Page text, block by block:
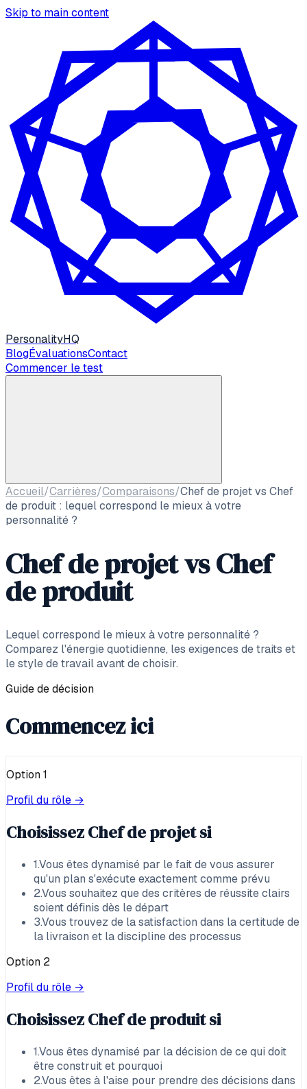
Skip to main content
PersonalityHQ
BlogÉvaluationsContact
Commencer le test
Accueil/Carrières/Comparaisons/Chef de projet vs Chef
de produit : lequel correspond le mieux à votre
personnalité ?
Chef de projet vs Chef
de produit
Lequel correspond le mieux à votre personnalité ?
Comparez l'énergie quotidienne, les exigences de traits et
le style de travail avant de choisir.
Guide de décision
Commencez ici
Option1
Profil du rôle →
ChoisissezChef de projetsi
1.Vous êtes dynamisé par le fait de vous assurer
qu'un plan s'exécute exactement comme prévu
2.Vous souhaitez que des critères de réussite clairs
soient définis dès le départ
3.Vous trouvez de la satisfaction dans la certitude de
la livraison et la discipline des processus
Option 2
Profil du rôle →
ChoisissezChef de produitsi
1.Vous êtes dynamisé par la décision de ce qui doit
être construit et pourquoi
2.Vous êtes à l'aise pour prendre des décisions dans